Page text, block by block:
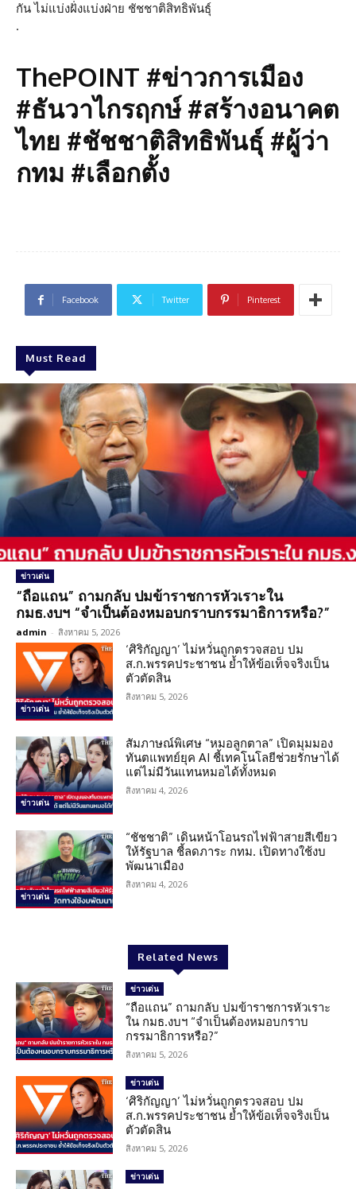
กัน ไม่แบ่งฝั่งแบ่งฝ่าย ชัชชาติสิทธิพันธุ์
.
ThePOINT #ข่าวการเมือง
#ธันวาไกรฤกษ์ #สร้างอนาคต
ไทย #ชัชชาติสิทธิพันธุ์ #ผู้ว่า
กทม #เลือกตั้ง
Facebook Twitter Pinterest
Must Read
ข่าวเด่น
“ถือแถน” ถามกลับ ปมข้าราชการหัวเราะใน
กมธ.งบฯ “จำเป็นต้องหมอบกราบกรรมาธิการหรือ?”
admin - สิงหาคม 5, 2026
ข่าวเด่น
‘ศิริกัญญา’ ไม่หวั่นถูกตรวจสอบ ปม
ส.ก.พรรคประชาชน ย้ำให้ข้อเท็จจริงเป็น
ตัวตัดสิน
สิงหาคม 5, 2026
ข่าวเด่น
สัมภาษณ์พิเศษ “หมอลูกตาล” เปิดมุมมอง
ทันตแพทย์ยุค AI ชี้เทคโนโลยีช่วยรักษาได้
แต่ไม่มีวันแทนหมอได้ทั้งหมด
สิงหาคม 4, 2026
ข่าวเด่น
“ชัชชาติ” เดินหน้าโอนรถไฟฟ้าสายสีเขียว
ให้รัฐบาล ชี้ลดภาระ กทม. เปิดทางใช้งบ
พัฒนาเมือง
สิงหาคม 4, 2026
Related News
ข่าวเด่น
“ถือแถน” ถามกลับ ปมข้าราชการหัวเราะ
ใน กมธ.งบฯ “จำเป็นต้องหมอบกราบ
กรรมาธิการหรือ?”
สิงหาคม 5, 2026
ข่าวเด่น
‘ศิริกัญญา’ ไม่หวั่นถูกตรวจสอบ ปม
ส.ก.พรรคประชาชน ย้ำให้ข้อเท็จจริงเป็น
ตัวตัดสิน
สิงหาคม 5, 2026
ข่าวเด่น